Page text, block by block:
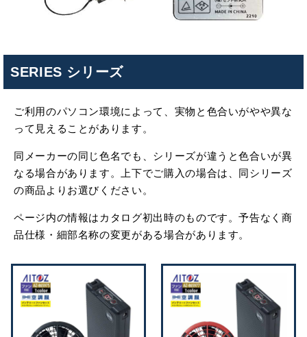
SERIES シリーズ
ご利用のパソコン環境によって、実物と色合いがやや異な
って見えることがあります。
同メーカーの同じ色名でも、シリーズが違うと色合いが異
なる場合があります。上下でご購入の場合は、同シリーズ
の商品よりお選びください。
ページ内の情報はカタログ初出時のものです。予告なく商
品仕様・細部名称の変更がある場合があります。